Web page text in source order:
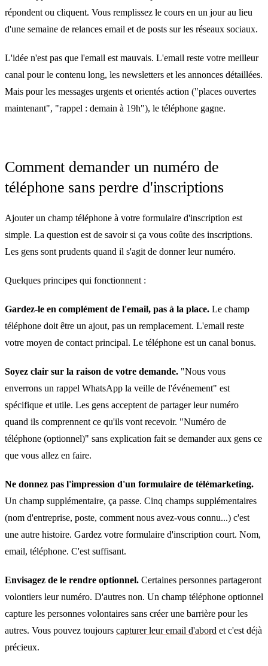
répondent ou cliquent. Vous remplissez le cours en un jour au lieu
d'une semaine de relances email et de posts sur les réseaux sociaux.
L'idée n'est pas que l'email est mauvais. L'email reste votre meilleur
canal pour le contenu long, les newsletters et les annonces détaillées.
Mais pour les messages urgents et orientés action ("places ouvertes
maintenant", "rappel : demain à 19h"), le téléphone gagne.
Comment demander un numéro de
téléphone sans perdre d'inscriptions
Ajouter un champ téléphone à votre formulaire d'inscription est
simple. La question est de savoir si ça vous coûte des inscriptions.
Les gens sont prudents quand il s'agit de donner leur numéro.
Quelques principes qui fonctionnent :
Gardez-le en complément de l'email, pas à la place. Le champ
téléphone doit être un ajout, pas un remplacement. L'email reste
votre moyen de contact principal. Le téléphone est un canal bonus.
Soyez clair sur la raison de votre demande. "Nous vous
enverrons un rappel WhatsApp la veille de l'événement" est
spécifique et utile. Les gens acceptent de partager leur numéro
quand ils comprennent ce qu'ils vont recevoir. "Numéro de
téléphone (optionnel)" sans explication fait se demander aux gens ce
que vous allez en faire.
Ne donnez pas l'impression d'un formulaire de télémarketing.
Un champ supplémentaire, ça passe. Cinq champs supplémentaires
(nom d'entreprise, poste, comment nous avez-vous connu...) c'est
une autre histoire. Gardez votre formulaire d'inscription court. Nom,
email, téléphone. C'est suffisant.
Envisagez de le rendre optionnel. Certaines personnes partageront
volontiers leur numéro. D'autres non. Un champ téléphone optionnel
capture les personnes volontaires sans créer une barrière pour les
autres. Vous pouvez toujours capturer leur email d'abord et c'est déjà
précieux.